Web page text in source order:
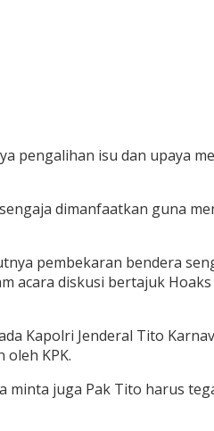
pengalihan isu dan upaya
dimanfaatkan guna
pembekaran bendera
acara diskusi bertajuk
Kapolri Jenderal Tito
KPK.
juga Pak Tito harus